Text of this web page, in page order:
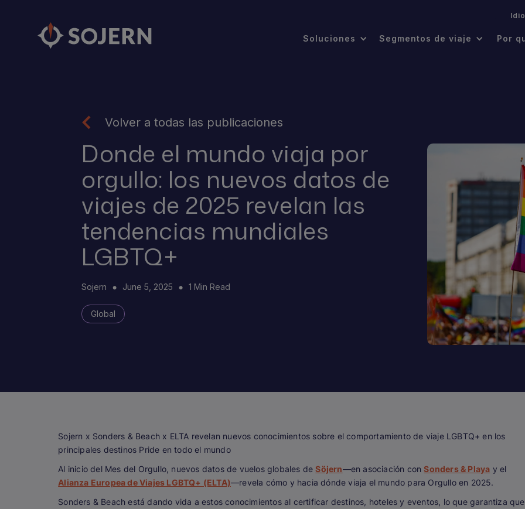
Soluciones Segmentos de viaje Por
Volver a todas las publicaciones
Donde el mundo viaja por
orgullo: los nuevos datos de
viajes de 2025 revelan las
tendencias mundiales
LGBTQ+
Sojern June 5, 2025 1 Min Read
Global
Sojern x Sonders & Beach x ELTA revelan nuevos conocimientos sobre el comportamiento de viaje LGBTQ+ en los
principales destinos Pride en todo el mundo
Al inicio del Mes del Orgullo, nuevos datos de vuelos globales deSöjern—en asociación conSonders & Playa y el
Alianza Europea de Viajes LGBTQ+ (ELTA)—revela cómo y hacia dónde viaja el mundo para Orgullo en 2025.
Sonders & Beach está dando vida a estos conocimientos al certificar destinos, hoteles y eventos, lo que garantiza que